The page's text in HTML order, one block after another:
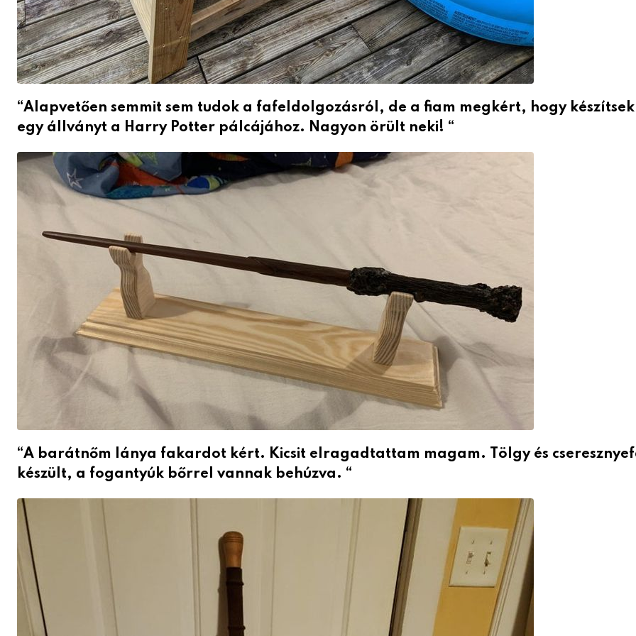
“Alapvetően semmit sem tudok a fafeldolgozásról, de a fiam megkért, hogy
egy állványt a Harry Potter pálcájához. Nagyon örült neki! “
“A barátnőm lánya fakardot kért. Kicsit elragadtattam magam.
Tölgy és
készült, a fogantyúk bőrrel vannak behúzva. “